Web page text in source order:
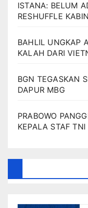
ISTANA: BELUM
RESHUFFLE
BAHLIL UNGKAP
KALAH DARI
BGN TEGASKAN
DAPUR MBG
PRABOWO
KEPALA STAF TNI